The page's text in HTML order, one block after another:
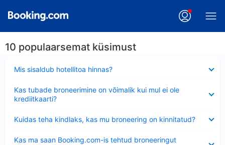
10 populaarsemat küsimust
Mis sisaldub hotellitoa hinnas?
Kas tubade broneerimine on võimalik kui mul ei ole
krediitkaarti?
Kuidas teha kindlaks, kas mu broneering on kinnitatud?
Kas ma saan Booking.com-is tehtud broneeringut